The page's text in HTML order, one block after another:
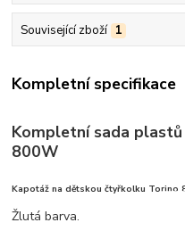
Související zboží 1
Kompletní specifikace
Kompletní sada
800W
Kapotáž na dětskou čtyřkolku Torino
Žlutá barva.